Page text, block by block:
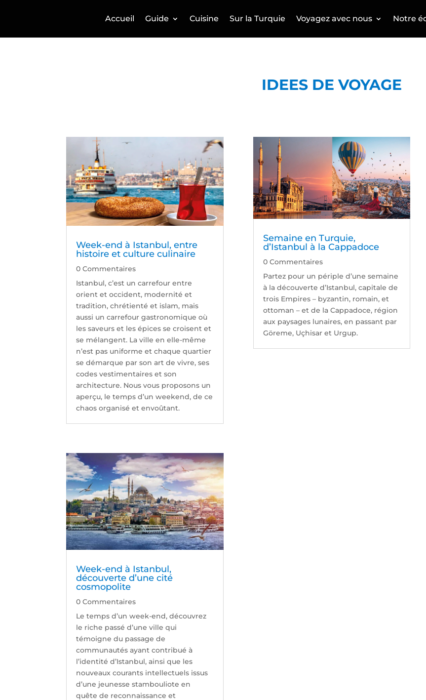
Accueil Guide Cuisine Sur la Turquie Voyagez avec nous Notre
IDEES DE VOYAGE
Week-end à Istanbul, entre
histoire et culture culinaire
0 Commentaires
Istanbul, c’est un carrefour entre
orient et occident, modernité et
tradition, chrétienté et islam, mais
aussi un carrefour gastronomique où
les saveurs et les épices se croisent et
se mélangent. La ville en elle-même
n’est pas uniforme et chaque quartier
se démarque par son art de vivre, ses
codes vestimentaires et son
architecture. Nous vous proposons un
aperçu, le temps d’un weekend, de ce
chaos organisé et envoûtant.
Week-end à Istanbul,
découverte d’une cité
cosmopolite
0 Commentaires
Le temps d’un week-end, découvrez
le riche passé d’une ville qui
témoigne du passage de
communautés ayant contribué à
l’identité d’Istanbul, ainsi que les
nouveaux courants intellectuels issus
d’une jeunesse stambouliote en
quête de reconnaissance et
Semaine en Turquie,
d’Istanbul à la Cappadoce
0 Commentaires
Partez pour un périple d’une semaine
à la découverte d’Istanbul, capitale de
trois Empires – byzantin, romain, et
ottoman – et de la Cappadoce, région
aux paysages lunaires, en passant par
Göreme, Uçhisar et Urgup.